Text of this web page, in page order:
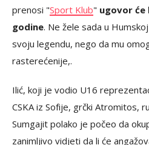
prenosi "Sport Klub" ugovor
godine. Ne žele sada u
svoju legendu, nego da mu
rasterećenije,.
Ilić, koji je vodio U16
CSKA iz Sofije, grčki Atromitos,
Sumgajit polako je počeo da
zanimljivo vidjeti da li će